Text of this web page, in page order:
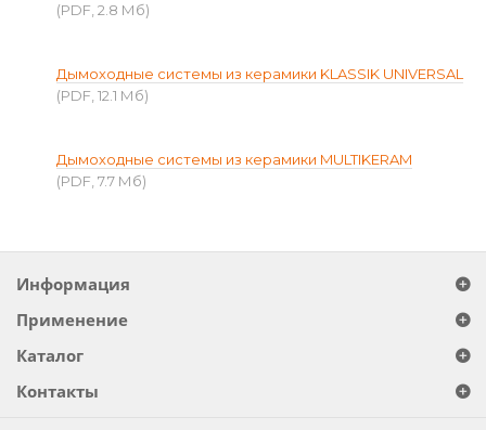
(PDF, 2.8 Мб)
Дымоходные системы из керамики KLASSIK UNIVERSAL
(PDF, 12.1 Мб)
Дымоходные системы из керамики MULTIKERAM
(PDF, 7.7 Мб)
Информация
Применение
Каталог
Контакты